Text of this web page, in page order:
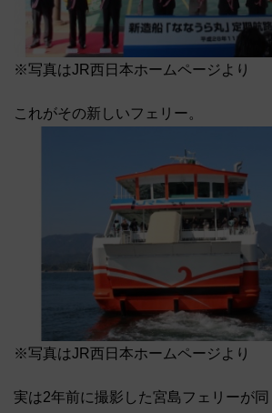
※写真はJR西日本ホームページより
これがその新しいフェリー。
※写真はJR西日本ホームページより
実は2年前に撮影した宮島フェリーが同